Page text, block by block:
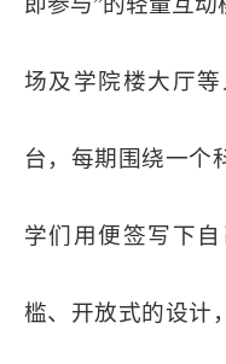
场及学院楼大厅
台，每期围绕一个
学们用便签写下
槛、开放式的设计